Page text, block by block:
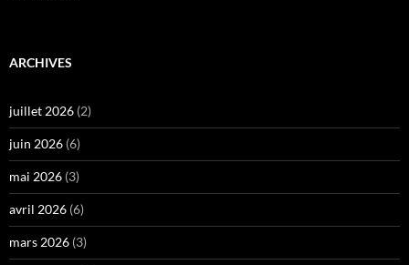
ARCHIVES
juillet 2026 (2)
juin 2026 (6)
mai 2026 (3)
avril 2026 (6)
mars 2026 (3)